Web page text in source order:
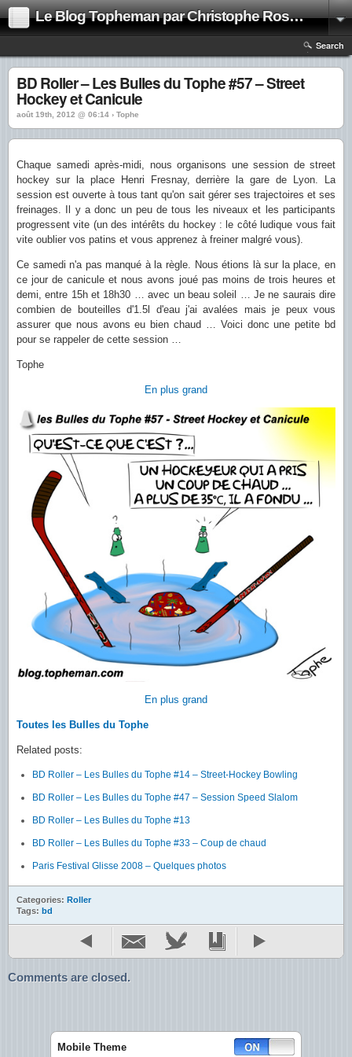
Le Blog Topheman par Christophe Rosset
Search
BD Roller – Les Bulles du Tophe #57 – Street
Hockey et Canicule
août 19th, 2012 @ 06:14 › Tophe
Chaque samedi après-midi, nous organisons une session de street
hockey sur la place Henri Fresnay, derrière la gare de Lyon. La
session est ouverte à tous tant qu'on sait gérer ses trajectoires et ses
freinages. Il y a donc un peu de tous les niveaux et les participants
progressent vite (un des intérêts du hockey : le côté ludique vous fait
vite oublier vos patins et vous apprenez à freiner malgré vous).
Ce samedi n'a pas manqué à la règle. Nous étions là sur la place, en
ce jour de canicule et nous avons joué pas moins de trois heures et
demi, entre 15h et 18h30 … avec un beau soleil … Je ne saurais dire
combien de bouteilles d'1.5l d'eau j'ai avalées mais je peux vous
assurer que nous avons eu bien chaud … Voici donc une petite bd
pour se rappeler de cette session …
Tophe
En plus grand
En plus grand
Toutes les Bulles du Tophe
Related posts:
BD Roller – Les Bulles du Tophe #14 – Street-Hockey Bowling
BD Roller – Les Bulles du Tophe #47 – Session Speed Slalom
BD Roller – Les Bulles du Tophe #13
BD Roller – Les Bulles du Tophe #33 – Coup de chaud
Paris Festival Glisse 2008 – Quelques photos
Categories: Roller
Tags: bd
Comments are closed.
Mobile Theme